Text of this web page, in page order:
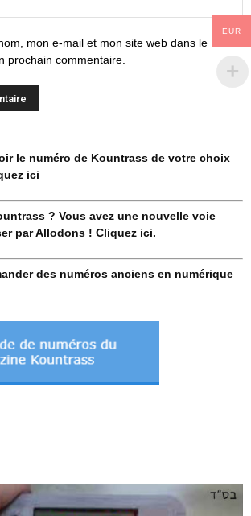
mon e-mail et mon site web dans le
prochain commentaire.
le numéro de Kountrass de votre choix
ici
? Vous avez une nouvelle voie
par Allodons ! Cliquez ici.
des numéros anciens en numérique
EUR